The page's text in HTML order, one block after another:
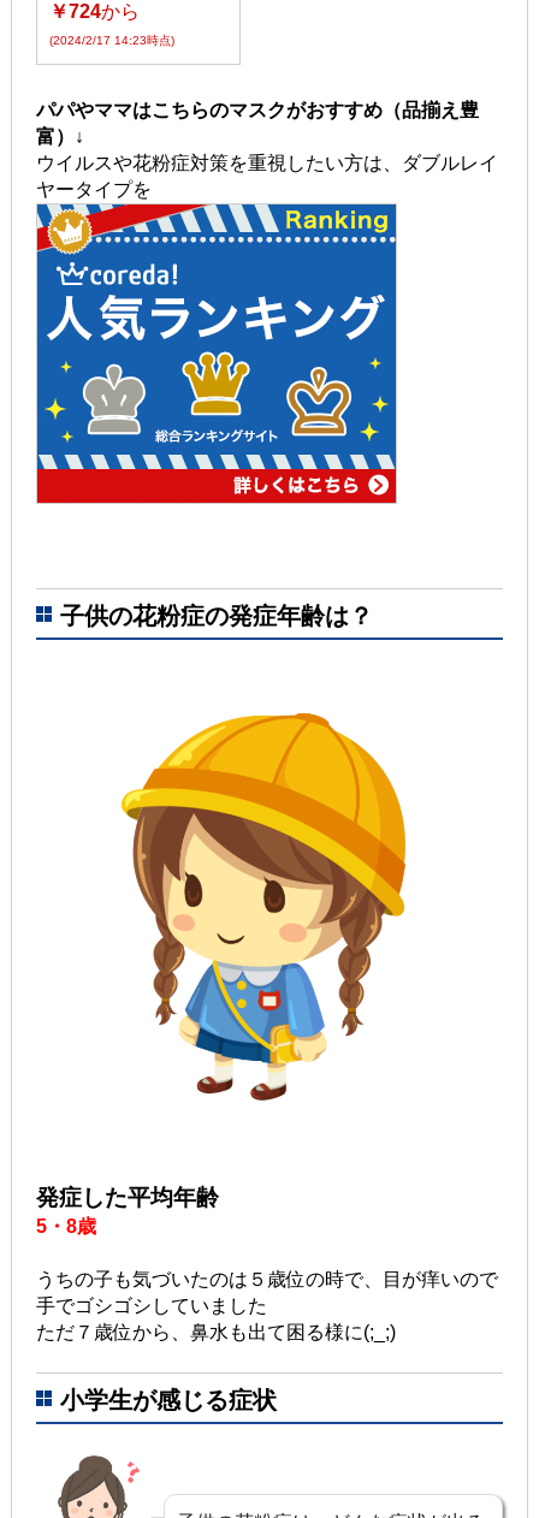
￥724から
(2024/2/17 14:23時点)
パパやママはこちらのマスクがおすすめ（品揃え豊
富）↓
ウイルスや花粉症対策を重視したい方は、ダブルレイ
ヤータイプを
子供の花粉症の発症年齢は？
発症した平均年齢
5・8歳
うちの子も気づいたのは５歳位の時で、目が痒いので
手でゴシゴシしていました
ただ７歳位から、鼻水も出て困る様に(;_;)
小学生が感じる症状